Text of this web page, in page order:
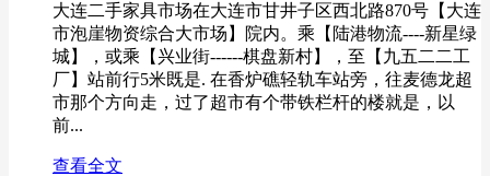
大连二手家具市场在大连市甘井子区西北路870号【大连
市泡崖物资综合大市场】院内。乘【陆港物流----新星绿
城】，或乘【兴业街------棋盘新村】，至【九五二二工
厂】站前行5米既是. 在香炉礁轻轨车站旁，往麦德龙超
市那个方向走，过了超市有个带铁栏杆的楼就是，以
前...
查看全文